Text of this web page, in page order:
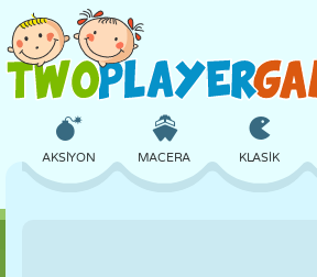
AKSIYON MACERA KLASIK